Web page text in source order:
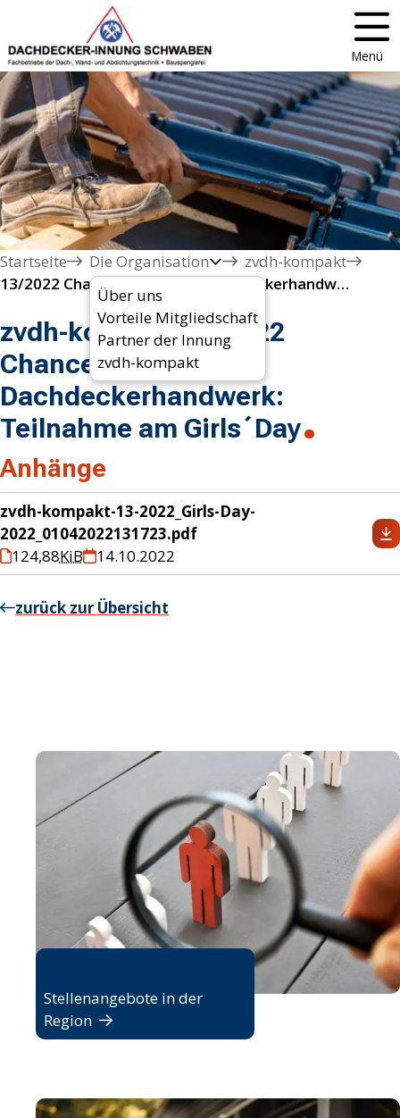
Menü
Startseite
Die Organisation
Über uns
Vorteile Mitgliedschaft
Partner der Innung
zvdh-kompakt
zvdh-kompakt
13/2022 Chancen auch fürs Dachdeckerhandwerk: Teilnahme am Girls´Day
zvdh-kompakt 13/2022
Chancen auch fürs
Dachdeckerhandwerk:
Teilnahme am Girls´Day
Anhänge
zvdh-kompakt-13-2022_Girls-Day-
2022_01042022131723.pdf
124,88KiB 14.10.2022
zurück zur Übersicht
Stellenangebote in der
Region